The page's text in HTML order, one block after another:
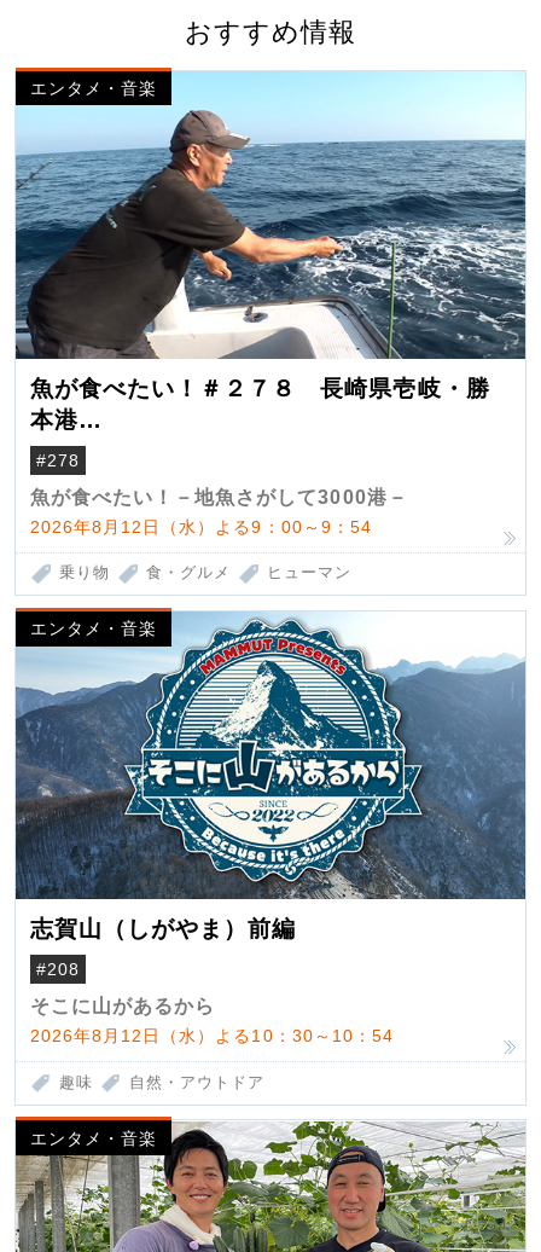
おすすめ情報
エンタメ・音楽
魚が食べたい！＃２７８ 長崎県壱岐・勝
本港
（クロマグロ）
#278
魚が食べたい！－地魚さがして3000港－
2026年8月12日（水）よる9：00～9：54
乗り物 食・グルメ ヒューマン
エンタメ・音楽
志賀山（しがやま）前編
#208
そこに山があるから
2026年8月12日（水）よる10：30～10：54
趣味 自然・アウトドア
エンタメ・音楽